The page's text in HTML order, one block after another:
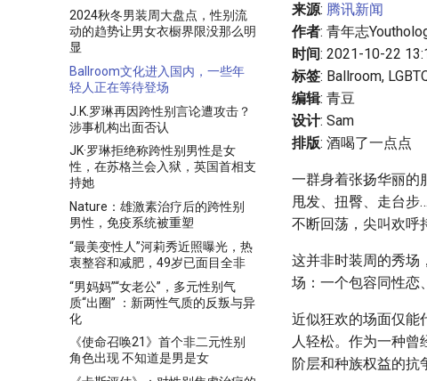
2024秋冬男装周大盘点，性别流
动的趋势让男女衣橱界限没那么明
显
Ballroom文化进入国内，一些年
轻人正在等待登场
J.K.罗琳再因跨性别言论遭攻击？
涉事机构出面否认
JK·罗琳拒绝称跨性别男性是女
性，在苏格兰会入狱，英国首相支
持她
Nature：雄激素治疗后的跨性别
男性，免疫系统被重塑
“最美变性人”河莉秀近照曝光，热
衷整容和减肥，49岁已面目全非
“男妈妈”“女老公”，多元性别气
质“出圈” ：新两性气质的反叛与异
化
《使命召唤21》首个非二元性别
角色出现 不知道是男是女
来源: 腾讯新闻
作者: 青年志
时间: 2021-10-22
标签: Ballroom,
编辑: 青豆
设计: Sam
排版: 酒喝了一点点
一群身着张扬华丽的
甩发、扭臀、走台
不断回荡，尖叫欢呼
这并非时装周的秀场
场：一个包容同性恋
近似狂欢的场面仅能
人轻松。作为一种曾
阶层和种族权益的抗